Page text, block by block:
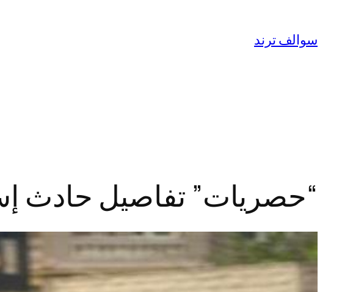
المحتوى
سوالف ترند
“حصريات” تفاصيل حادث